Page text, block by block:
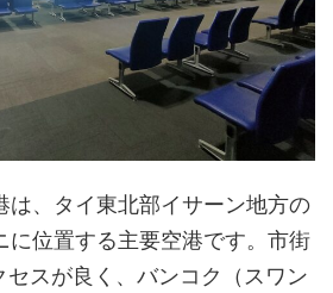
は、タイ東北部イサーン地方の
に位置する主要空港です。市街
スが良く、バンコク（スワン